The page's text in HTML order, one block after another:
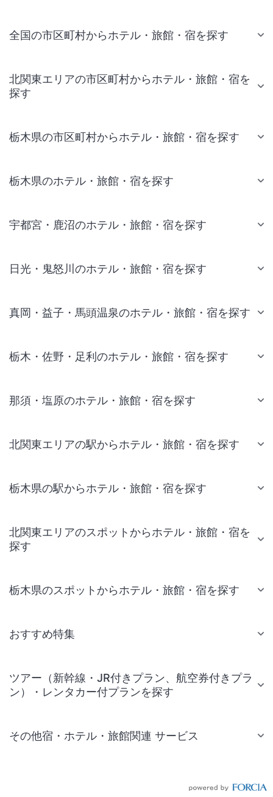
全国の市区町村からホテル・旅館・宿を探す
北関東エリアの市区町村からホテル・旅館・宿を
探す
栃木県の市区町村からホテル・旅館・宿を探す
栃木県のホテル・旅館・宿を探す
宇都宮・鹿沼のホテル・旅館・宿を探す
日光・鬼怒川のホテル・旅館・宿を探す
真岡・益子・馬頭温泉のホテル・旅館・宿を探す
栃木・佐野・足利のホテル・旅館・宿を探す
那須・塩原のホテル・旅館・宿を探す
北関東エリアの駅からホテル・旅館・宿を探す
栃木県の駅からホテル・旅館・宿を探す
北関東エリアのスポットからホテル・旅館・宿を
探す
栃木県のスポットからホテル・旅館・宿を探す
おすすめ特集
ツアー（新幹線・JR付きプラン、航空券付きプラ
ン）・レンタカー付プランを探す
その他宿・ホテル・旅館関連 サービス